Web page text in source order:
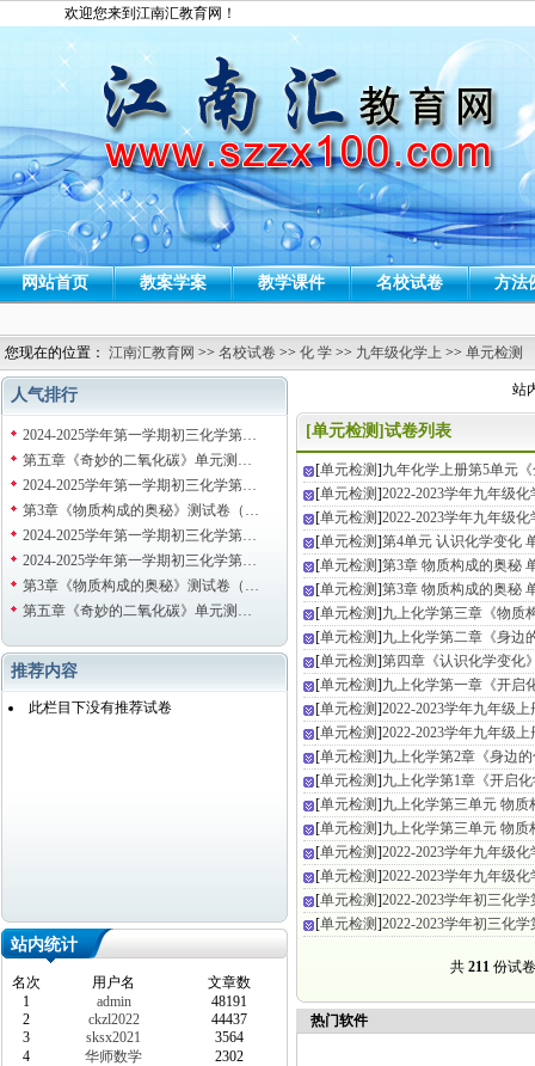
欢迎您来到江南汇教育网！
网站首页 教案学案 教学课件 名校试卷 方法
您现在的位置： 江南汇教育网 >> 名校试卷 >> 化 学 >> 九年级化学上 >> 单元检测
站
人气排行
2024-2025学年第一学期初三化学第…
第五章《奇妙的二氧化碳》单元测…
2024-2025学年第一学期初三化学第…
第3章《物质构成的奥秘》测试卷（…
2024-2025学年第一学期初三化学第…
2024-2025学年第一学期初三化学第…
第3章《物质构成的奥秘》测试卷（…
第五章《奇妙的二氧化碳》单元测…
推荐内容
此栏目下没有推荐试卷
站内统计
名次 用户名
文章数
1
admin
48191
2
ckzl2022
44437
3
sksx2021
3564
4
华师数学
2302
[单元检测]试卷列表
[单元检测]九年化学上册第5单元
[单元检测]2022-2023学年九年级
[单元检测]2022-2023学年九年级
[单元检测]第4单元 认识化学变化
[单元检测]第3章 物质构成的奥秘
[单元检测]第3章 物质构成的奥秘
[单元检测]九上化学第三章《物质
[单元检测]九上化学第二章《身边
[单元检测]第四章《认识化学变化
[单元检测]九上化学第一章《开启
[单元检测]2022-2023学年九年级
[单元检测]2022-2023学年九年级
[单元检测]九上化学第2章《身边
[单元检测]九上化学第1章《开启
[单元检测]九上化学第三单元 物
[单元检测]九上化学第三单元 物
[单元检测]2022-2023学年九年级
[单元检测]2022-2023学年九年级
[单元检测]2022-2023学年初三化
[单元检测]2022-2023学年初三化
共 211份试
热门软件